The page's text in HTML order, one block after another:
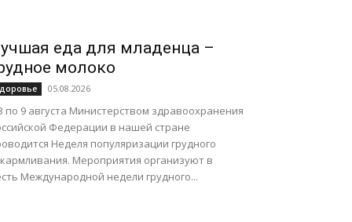
еда для младенца –
молоко
05.08.2026
по 9 августа Министерством здравоохранения
Федерации в нашей стране
Неделя популяризации грудного
Мероприятия организуют в
Международной недели грудного...